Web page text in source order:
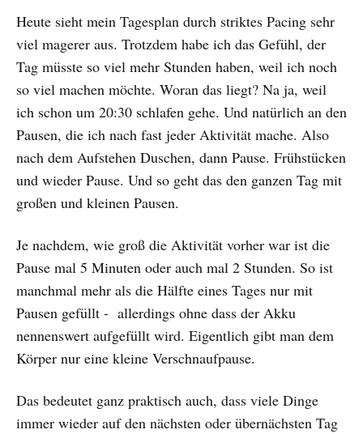
Heute sieht mein Tagesplan durch striktes Pacing sehr
viel magerer aus. Trotzdem habe ich das Gefühl, der
Tag müsste so viel mehr Stunden haben, weil ich noch
so viel machen möchte. Woran das liegt? Na ja, weil
ich schon um 20:30 schlafen gehe. Und natürlich an den
Pausen, die ich nach fast jeder Aktivität mache. Also
nach dem Aufstehen Duschen, dann Pause. Frühstücken
und wieder Pause. Und so geht das den ganzen Tag mit
großen und kleinen Pausen.
Je nachdem, wie groß die Aktivität vorher war ist die
Pause mal 5 Minuten oder auch mal 2 Stunden. So ist
manchmal mehr als die Hälfte eines Tages nur mit
Pausen gefüllt - allerdings ohne dass der Akku
nennenswert aufgefüllt wird. Eigentlich gibt man dem
Körper nur eine kleine Verschnaufpause.
Das bedeutet ganz praktisch auch, dass viele Dinge
immer wieder auf den nächsten oder übernächsten Tag